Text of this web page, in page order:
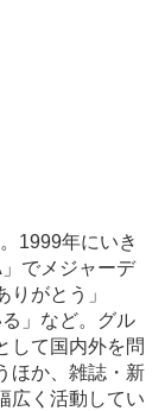
1999年にいき
でメジャーデ
がとう」
」など。グル
して国内外を問
ほか、雑誌・新
広く活動してい